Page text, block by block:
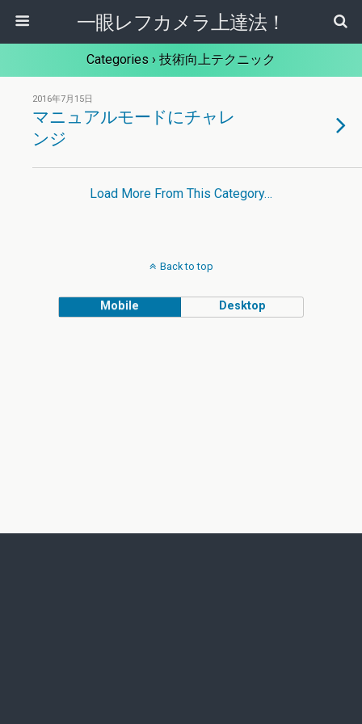
一眼レフカメラ上達法！
Categories › 技術向上テクニック
2016年7月15日
マニュアルモードにチャレ
ンジ
Load More From This Category…
Back to top
Mobile Desktop